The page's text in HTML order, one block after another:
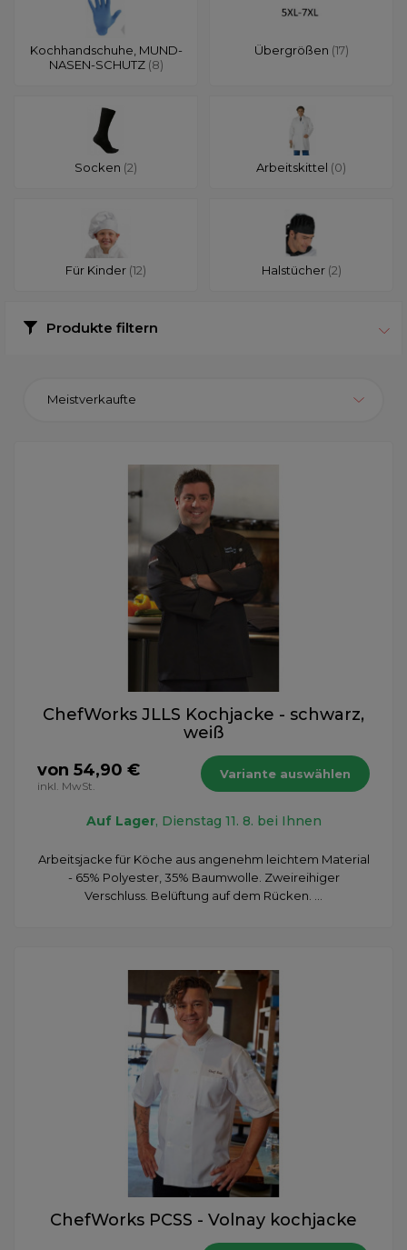
Kochhandschuhe, MUND-
NASEN-SCHUTZ (8)
Übergrößen (17)
Socken (2) Arbeitskittel (0)
Für Kinder (12) Halstücher (2)
Produkte filtern
Meistverkaufte
ChefWorks JLLS Kochjacke - schwarz,
weiß
von 54,90 €
inkl. MwSt.
Variante auswählen
Auf Lager, Dienstag 11. 8. bei Ihnen
Arbeitsjacke für Köche aus angenehm leichtem Material
- 65% Polyester, 35% Baumwolle. Zweireihiger
Verschluss. Belüftung auf dem Rücken. ...
ChefWorks PCSS - Volnay kochjacke